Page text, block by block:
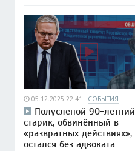
05.12.2025 22:41 СОБЫТИЯ
Полуслепой 90-летний
старик, обвинённый в
«развратных действиях»,
остался без адвоката